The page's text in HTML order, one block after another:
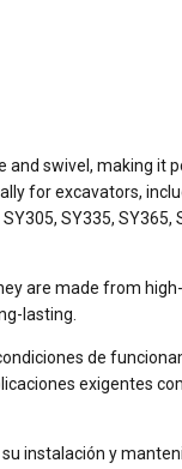
and swivel, making it
for excavators,
SY335, SY365,
are made from
lasting.
de
exigentes
instalación y